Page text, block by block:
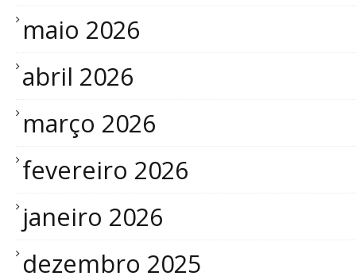
maio 2026
abril 2026
março 2026
fevereiro 2026
janeiro 2026
dezembro 2025